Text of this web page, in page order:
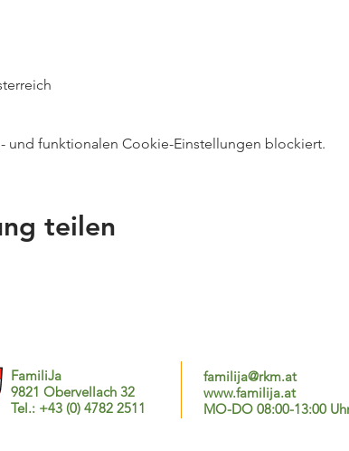
und funktionalen Cookie-Einstellungen blockiert.
teilen
FamiliJa
9821 Obervellach 32
Tel.: +43 (0) 4782 2511
familija@rkm.at
www.familija.at
MO-DO 08:00-13:00